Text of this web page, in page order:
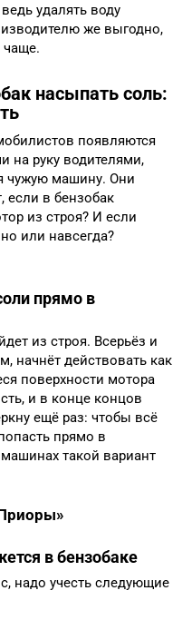
удалять воду
же выгодно,
чаще.
насыпать соль:
появляются
на руку водителями,
чужую машину. Они
если в бензобак
из строя? И если
или навсегда?
прямо в
из строя. Всерьёз и
начнёт действовать как
поверхности мотора
и в конце концов
ещё раз: чтобы всё
прямо в
такой вариант
в бензобаке
надо учесть следующие